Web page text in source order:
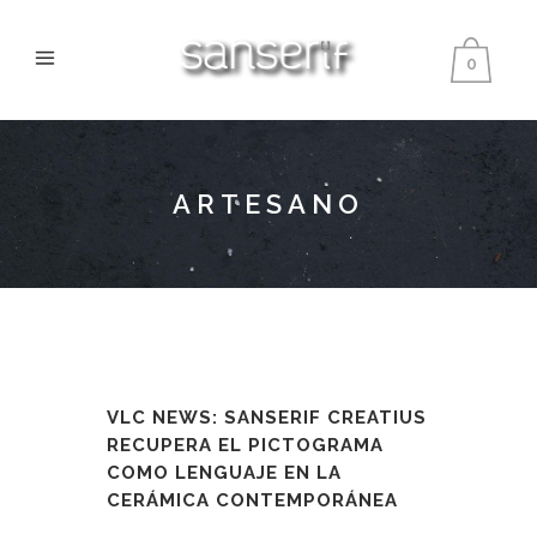
0
ARTESANO
VLC NEWS: SANSERIF CREATIUS
RECUPERA EL PICTOGRAMA
COMO LENGUAJE EN LA
CERÁMICA CONTEMPORÁNEA